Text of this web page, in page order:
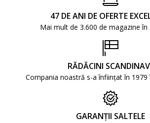
47 DE ANI DE OFERTE
Mai mult de 3.600 de magazine în
RĂDĂCINI
Compania noastră s-a înființat în 1979
GARANȚII SALTELE